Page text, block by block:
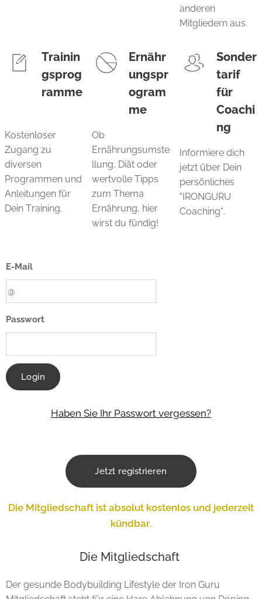
anderen
Mitgliedern aus.
Trainin
gsprog
ramme
Kostenloser
Zugang zu
diversen
Programmen und
Anleitungen für
Dein Training.
Ernähr
ungspr
ogram
me
Ob
Ernährungsumste
llung, Diät oder
wertvolle Tipps
zum Thema
Ernährung, hier
wirst du fündig!
Sonder
tarif
für
Coachi
ng
Informiere dich
jetzt über Dein
persönliches
"IRONGURU
Coaching".
E-Mail
Passwort
Login
Haben Sie Ihr Passwort vergessen?
Jetzt registrieren
Die Mitgliedschaft ist absolut kostenlos und jederzeit
kündbar.
Die Mitgliedschaft
Der gesunde Bodybuilding Lifestyle der Iron Guru